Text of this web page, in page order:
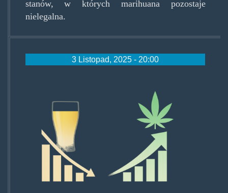
stanów, w których marihuana pozostaje
nielegalna.
3 Listopad, 2025 - 20:00
marijuana-
1038x692.png